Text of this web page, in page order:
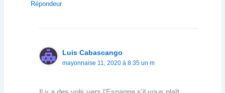
Répondeur
Luis Cabascango
mayonnaise 11, 2020 à 8:35 un m